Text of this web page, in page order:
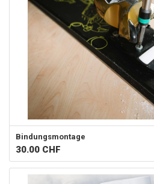
Bindungsmontage
30.00 CHF